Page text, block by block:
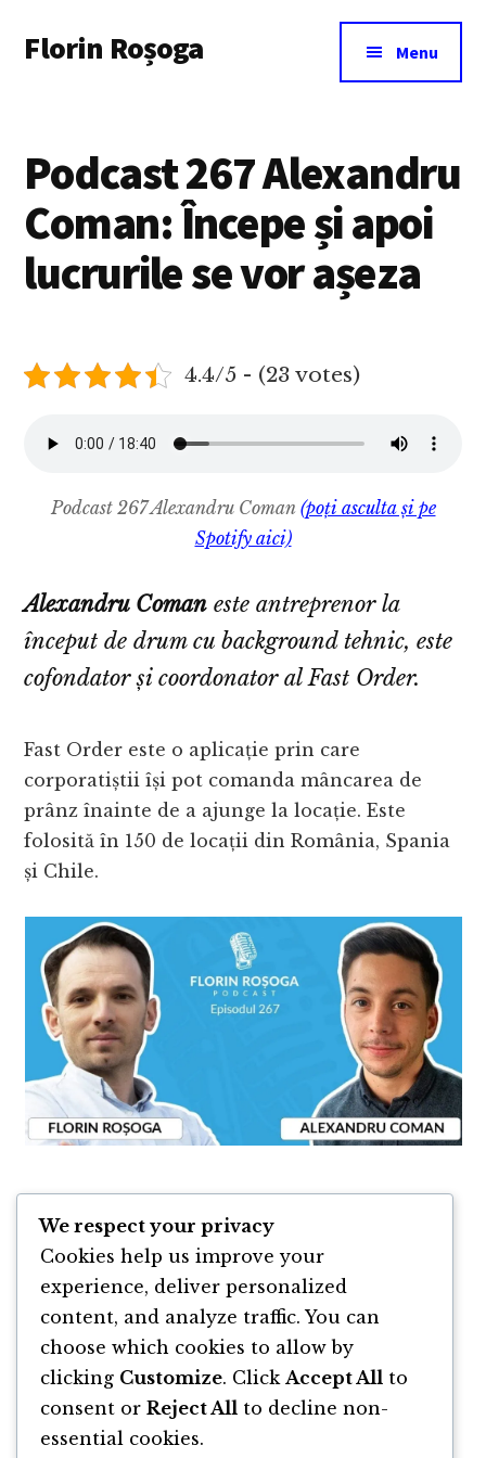
main
menu
Florin Roșoga Menu
Podcast 267 Alexandru
Coman: Începe și apoi
lucrurile se vor așeza
4.4/5 - (23 votes)
Podcast 267 Alexandru Coman (poți asculta și pe
Spotify aici)
Alexandru Coman este antreprenor la
început de drum cu background tehnic, este
cofondator și coordonator al Fast Order.
Fast Order este o aplicație prin care
corporatiștii își pot comanda mâncarea de
prânz înainte de a ajunge la locație. Este
folosită în 150 de locații din România, Spania
și Chile.
Resurse & linkuri podcast
Website Fast Order
Podcast Lucian Cramba
We respect your privacy
Cookies help us improve your
experience, deliver personalized
content, and analyze traffic. You can
choose which cookies to allow by
clicking Customize. Click Accept All to
consent or Reject All to decline non-
essential cookies.